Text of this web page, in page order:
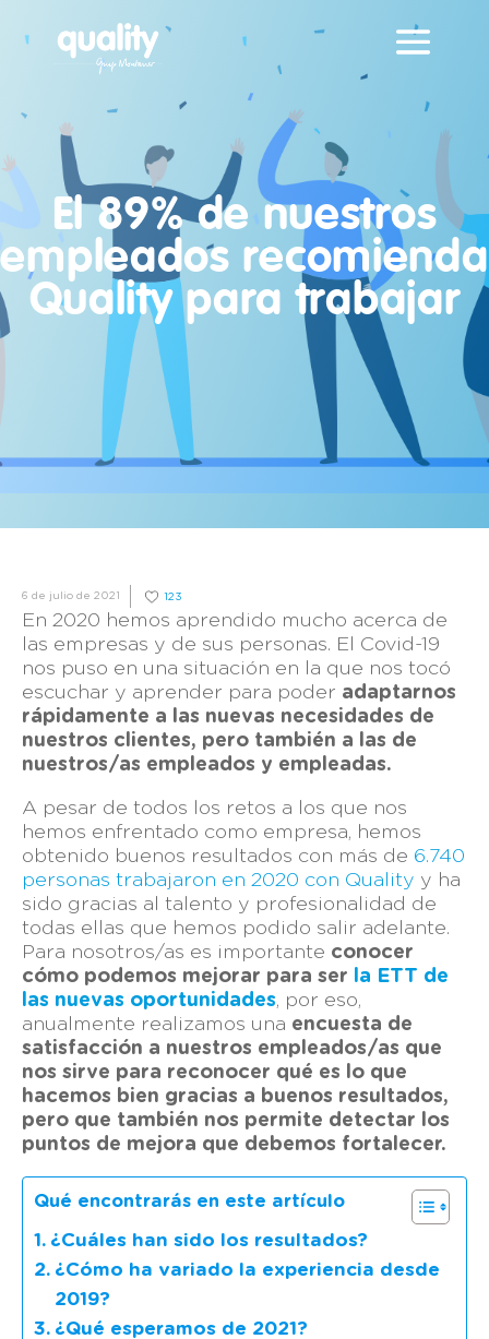
El 89% de nuestros
empleados recomienda
Quality para trabajar
6 de julio de 2021 123
En 2020 hemos aprendido mucho acerca de
las empresas y de sus personas. El Covid-19
nos puso en una situación en la que nos tocó
escuchar y aprender para poder adaptarnos
rápidamente a las nuevas necesidades de
nuestros clientes, pero también a las de
nuestros/as empleados y empleadas.
A pesar de todos los retos a los que nos
hemos enfrentado como empresa, hemos
obtenido buenos resultados con más de 6.740
personas trabajaron en 2020 con Quality y ha
sido gracias al talento y profesionalidad de
todas ellas que hemos podido salir adelante.
Para nosotros/as es importante conocer
cómo podemos mejorar para ser la ETT de
las nuevas oportunidades, por eso,
anualmente realizamos una encuesta de
satisfacción a nuestros empleados/as que
nos sirve para reconocer qué es lo que
hacemos bien gracias a buenos resultados,
pero que también nos permite detectar los
puntos de mejora que debemos fortalecer.
Qué encontrarás en este artículo
¿Cuáles han sido los resultados?
¿Cómo ha variado la experiencia desde
2019?
¿Qué esperamos de 2021?